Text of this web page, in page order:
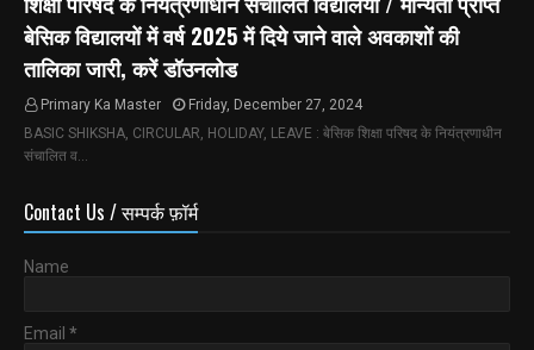
बेसिक विद्यालयों में वर्ष 2025 में दिये जाने वाले अवकाशों की
तालिका जारी, करें डॉउनलोड
Primary Ka Master
Friday, December 27, 2024
BASIC SHIKSHA, CIRCULAR, HOLIDAY, LEAVE : बेसिक शिक्षा परिषद के नियंत्रणाधीन
संचालित व…
Contact Us / सम्पर्क फ़ॉर्म
Name
Email *